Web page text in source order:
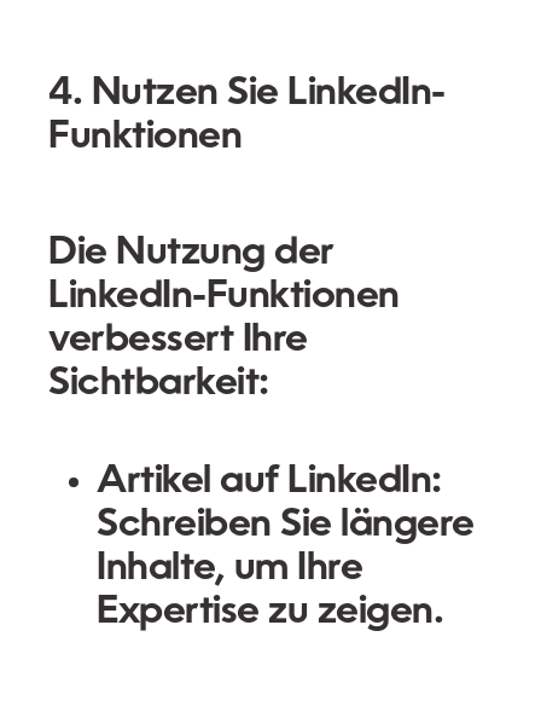
4. Nutzen Sie LinkedIn-
Funktionen
Die Nutzung der
LinkedIn-Funktionen
verbessert Ihre
Sichtbarkeit:
Artikel auf LinkedIn:
Schreiben Sie längere
Inhalte, um Ihre
Expertise zu zeigen.